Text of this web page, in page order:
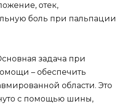
отек,
боль при пальпации
задача при
– обеспечить
области. Это
с помощью шины,